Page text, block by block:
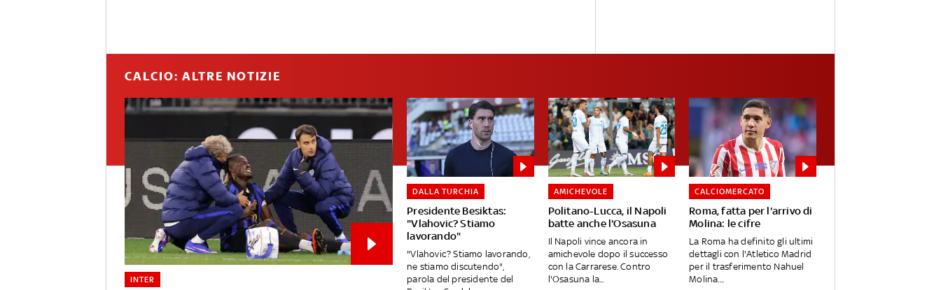
CALCIO: ALTRE NOTIZIE
INTER
Presidente Besiktas:
"Vlahovic? Stiamo
lavorando"
DALLA TURCHIA
"Vlahovic? Stiamo lavorando,
ne stiamo discutendo",
parola del presidente del
Politano-Lucca, il Napoli
batte anche l'Osasuna
AMICHEVOLE
Il Napoli vince ancora in
amichevole dopo il successo
con la Carrarese. Contro
l'Osasuna la...
Roma, fatta per l'arrivo di
Molina: le cifre
CALCIOMERCATO
La Roma ha definito gli ultimi
dettagli con l'Atletico Madrid
per il trasferimento Nahuel
Molina....